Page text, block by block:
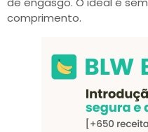
comprimento.